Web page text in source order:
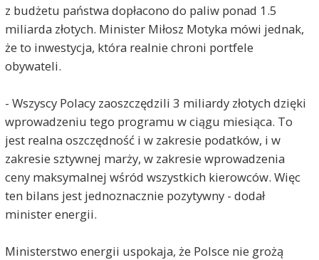
z budżetu państwa dopłacono do paliw ponad 1.5
miliarda złotych. Minister Miłosz Motyka mówi jednak,
że to inwestycja, która realnie chroni portfele
obywateli.
- Wszyscy Polacy zaoszczędzili 3 miliardy złotych dzięki
wprowadzeniu tego programu w ciągu miesiąca. To
jest realna oszczędność i w zakresie podatków, i w
zakresie sztywnej marży, w zakresie wprowadzenia
ceny maksymalnej wśród wszystkich kierowców. Więc
ten bilans jest jednoznacznie pozytywny - dodał
minister energii.
Ministerstwo energii uspokaja, że Polsce nie grożą